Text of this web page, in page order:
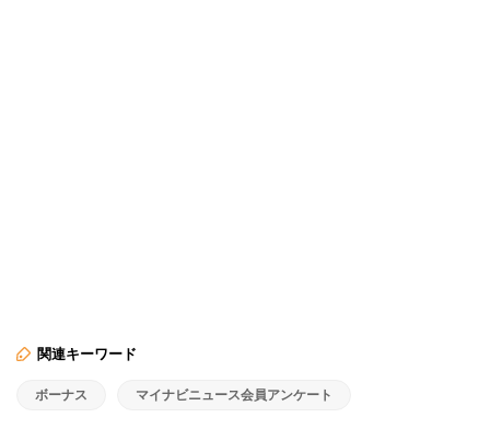
関連キーワード
ボーナス マイナビニュース会員アンケート